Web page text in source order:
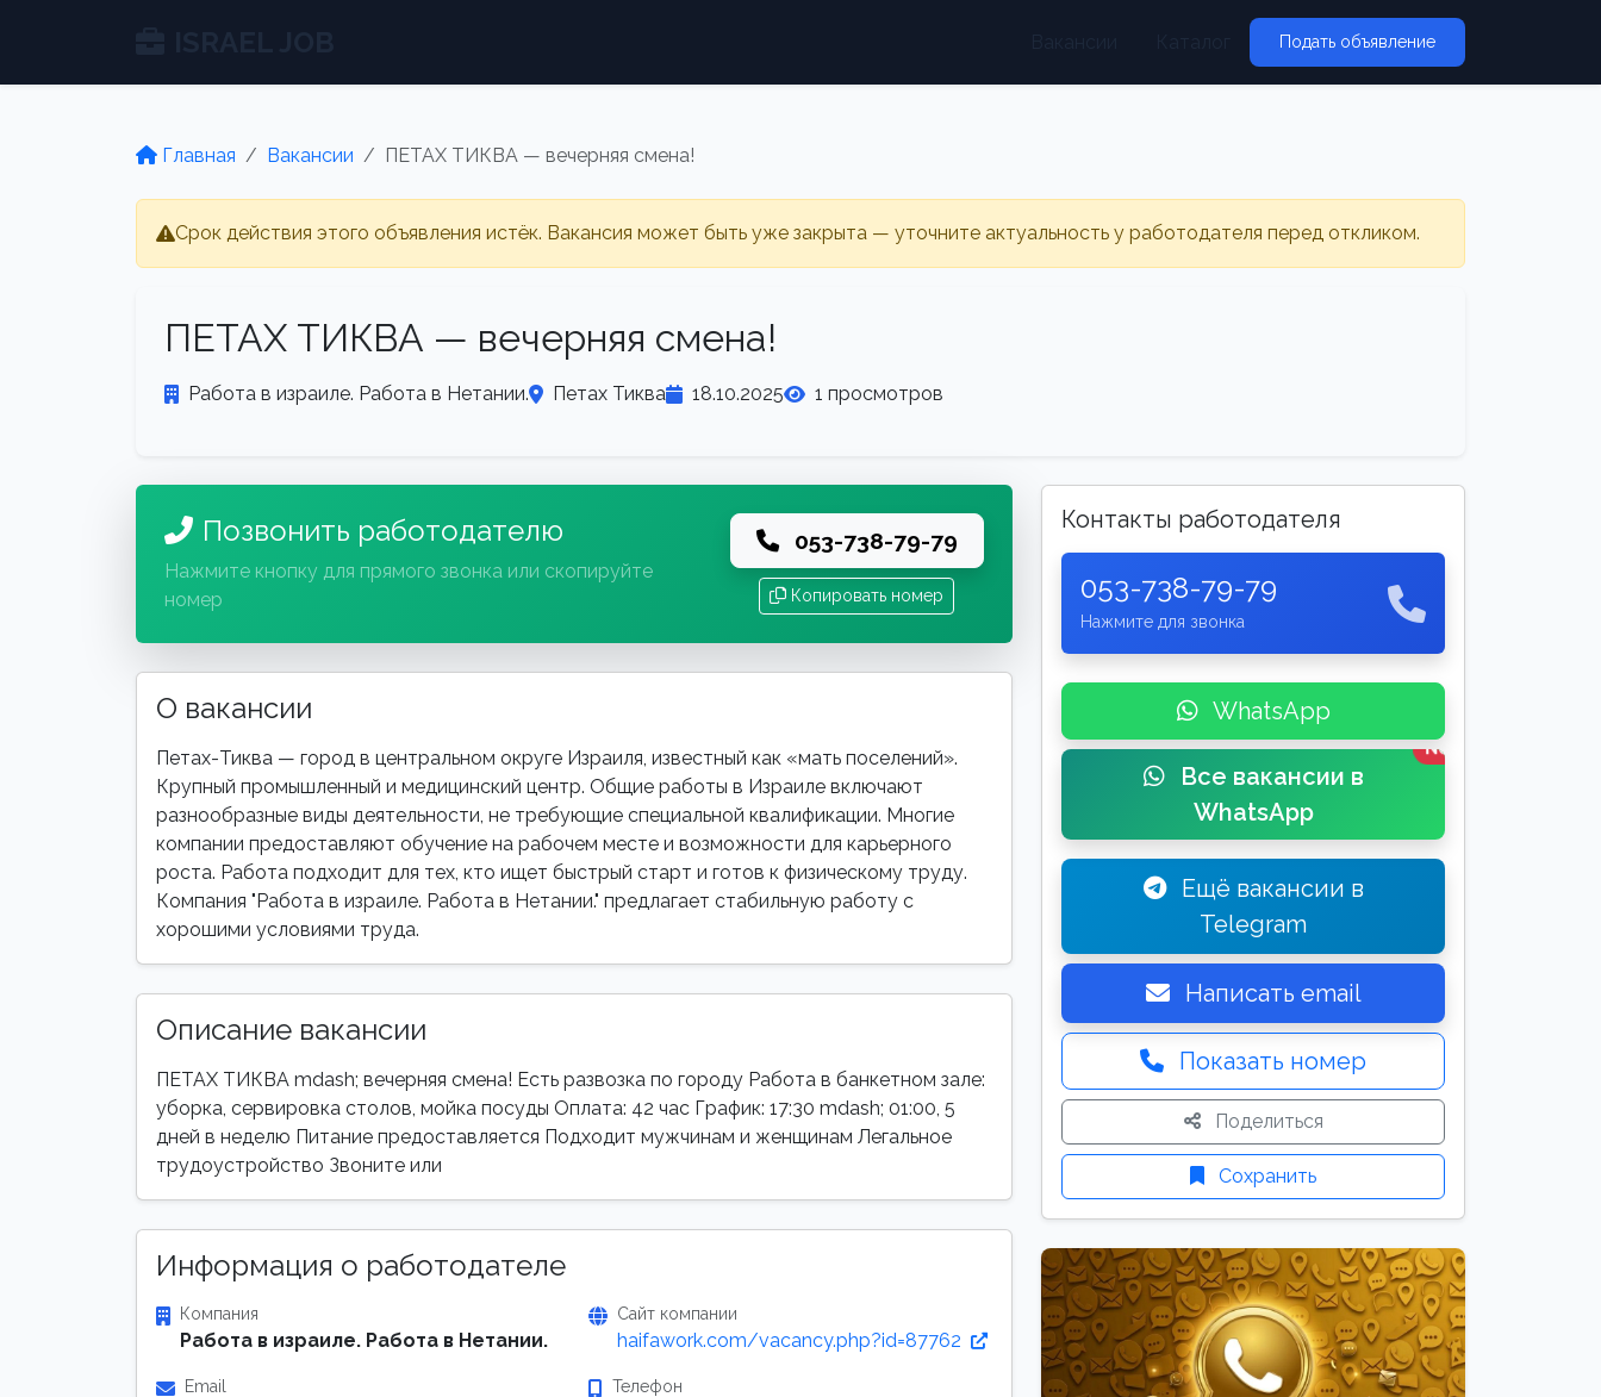
Подать объявление
Главная Вакансии ПЕТАХ ТИКВА — вечерняя смена!
Срок действия этого объявления истёк. Вакансия может быть уже закрыта — уточните актуальность у работодателя перед откликом.
ПЕТАХ ТИКВА — вечерняя смена!
Работа в израиле. Работа в Нетании. Петах Тиква 18.10.2025 1 просмотров
Позвонить работодателю
Нажмите кнопку для прямого звонка или скопируйте
номер
053-738-79-79
Копировать номер
О вакансии
Петах-Тиква — город в центральном округе Израиля, известный как «мать поселений».
Крупный промышленный и медицинский центр. Общие работы в Израиле включают
разнообразные виды деятельности, не требующие специальной квалификации. Многие
компании предоставляют обучение на рабочем месте и возможности для карьерного
роста. Работа подходит для тех, кто ищет быстрый старт и готов к физическому труду.
Компания "Работа в израиле. Работа в Нетании." предлагает стабильную работу с
хорошими условиями труда.
Описание вакансии
ПЕТАХ ТИКВА mdash; вечерняя смена! Есть развозка по городу Работа в банкетном зале:
уборка, сервировка столов, мойка посуды Оплата: 42 час График: 17:30 mdash; 01:00, 5
дней в неделю Питание предоставляется Подходит мужчинам и женщинам Легальное
трудоустройство Звоните или
Информация о работодателе
Компания
Работа в израиле. Работа в Нетании.
Сайт компании
haifawork.com/vacancy.php?id=87762
Email Телефон
Контакты работодателя
053-738-79-79
Нажмите для звонка
WhatsApp
Все вакансии в
WhatsApp
New
Ещё вакансии в
Telegram
Написать email
Показать номер
Поделиться
Сохранить